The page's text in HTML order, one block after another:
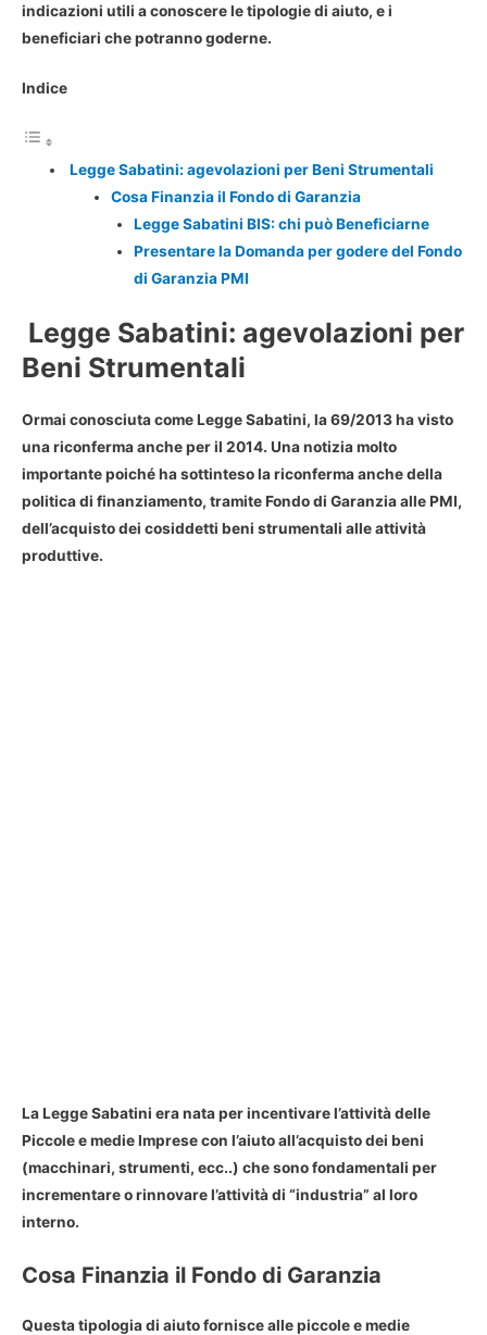
indicazioni utili a conoscere le tipologie di aiuto, e i
beneficiari che potranno goderne.
Indice
Legge Sabatini: agevolazioni per Beni Strumentali
Cosa Finanzia il Fondo di Garanzia
Legge Sabatini BIS: chi può Beneficiarne
Presentare la Domanda per godere del Fondo
di Garanzia PMI
Legge Sabatini: agevolazioni per
Beni Strumentali
Ormai conosciuta come Legge Sabatini, la 69/2013 ha visto
una riconferma anche per il 2014. Una notizia molto
importante poiché ha sottinteso la riconferma anche della
politica di finanziamento, tramite Fondo di Garanzia alle PMI,
dell’acquisto dei cosiddetti beni strumentali alle attività
produttive.
La Legge Sabatini era nata per incentivare l’attività delle
Piccole e medie Imprese con l’aiuto all’acquisto dei beni
(macchinari, strumenti, ecc..) che sono fondamentali per
incrementare o rinnovare l’attività di “industria” al loro
interno.
Cosa Finanzia il Fondo di Garanzia
Questa tipologia di aiuto fornisce alle piccole e medie